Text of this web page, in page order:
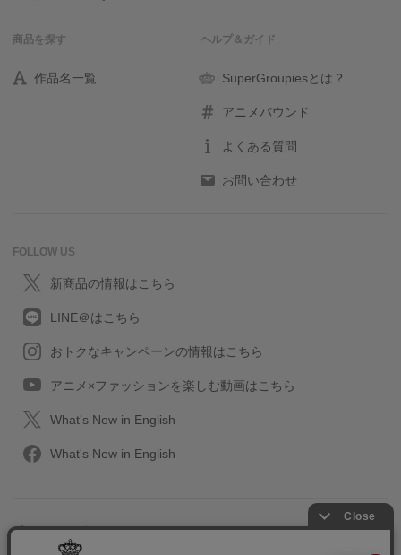
商品を探す
作品名一覧
ヘルプ＆ガイド
SuperGroupiesとは？
アニメバウンド
よくある質問
お問い合わせ
FOLLOW US
新商品の情報はこちら
LINE＠はこちら
おトクなキャンペーンの情報はこちら
アニメ×ファッションを楽しむ動画はこちら
What's New in English
What's New in English
プライバシーポリシー